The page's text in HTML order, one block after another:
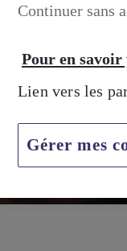
Continuer sans
Pour en
Lien vers les
Gérer mes